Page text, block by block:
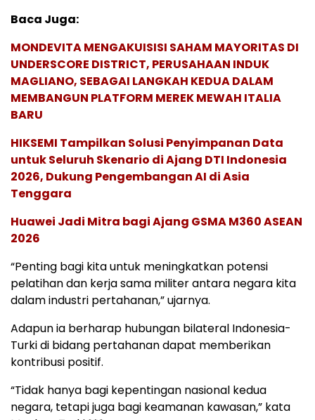
Baca Juga:
MONDEVITA MENGAKUISISI SAHAM MAYORITAS DI
UNDERSCORE DISTRICT, PERUSAHAAN INDUK
MAGLIANO, SEBAGAI LANGKAH KEDUA DALAM
MEMBANGUN PLATFORM MEREK MEWAH ITALIA
BARU
HIKSEMI Tampilkan Solusi Penyimpanan Data
untuk Seluruh Skenario di Ajang DTI Indonesia
2026, Dukung Pengembangan AI di Asia
Tenggara
Huawei Jadi Mitra bagi Ajang GSMA M360 ASEAN
2026
“Penting bagi kita untuk meningkatkan potensi
pelatihan dan kerja sama militer antara negara kita
dalam industri pertahanan,” ujarnya.
Adapun ia berharap hubungan bilateral Indonesia-
Turki di bidang pertahanan dapat memberikan
kontribusi positif.
“Tidak hanya bagi kepentingan nasional kedua
negara, tetapi juga bagi keamanan kawasan,” kata